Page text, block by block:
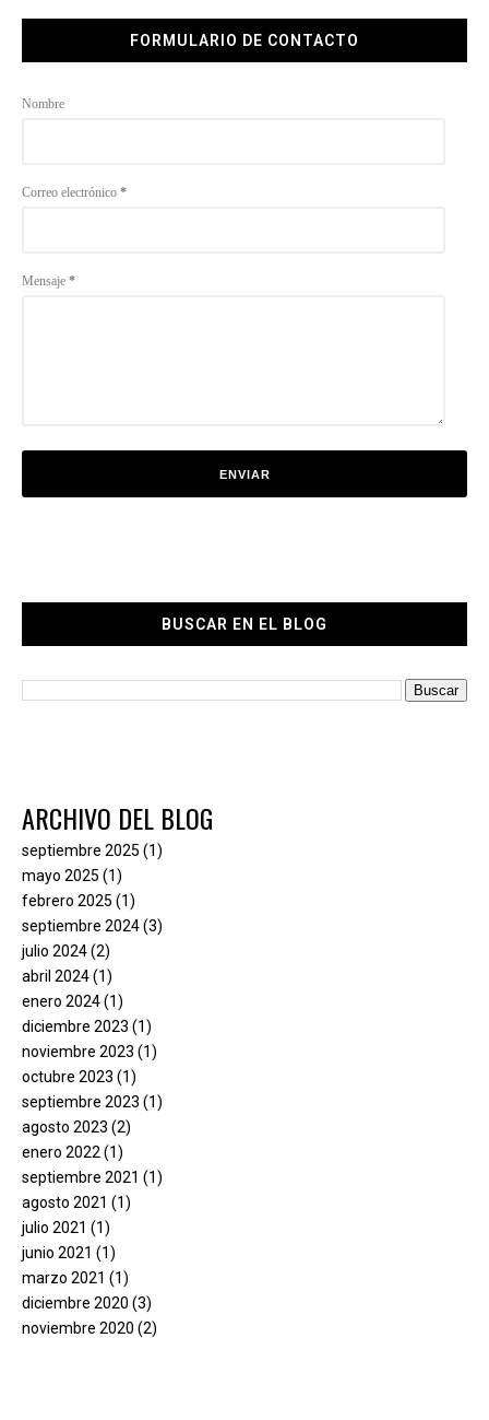
FORMULARIO DE CONTACTO
Nombre
Correo electrónico *
Mensaje *
BUSCAR EN EL BLOG
ARCHIVO DEL BLOG
septiembre 2025 (1)
mayo 2025 (1)
febrero 2025 (1)
septiembre 2024(3)
julio 2024(2)
abril 2024(1)
enero 2024(1)
diciembre 2023 (1)
noviembre 2023 (1)
octubre 2023 (1)
septiembre 2023 (1)
agosto 2023 (2)
enero 2022 (1)
septiembre 2021 (1)
agosto 2021 (1)
julio 2021 (1)
junio 2021 (1)
marzo 2021 (1)
diciembre 2020 (3)
noviembre 2020 (2)